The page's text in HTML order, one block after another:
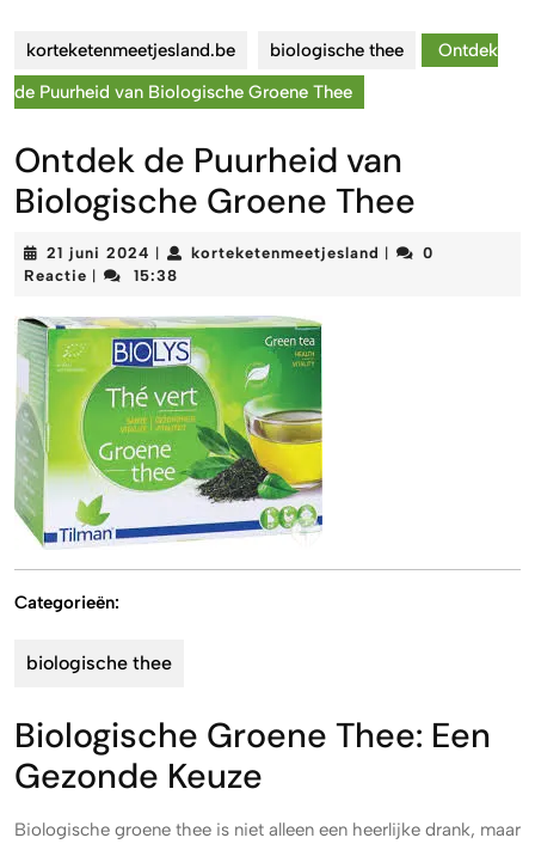
korteketenmeetjesland.be biologische thee
Ontdek
de Puurheid van Biologische Groene Thee
Ontdek de Puurheid van
Biologische Groene Thee
21 juni 2024 21
juni
korteketenmeetjesland
0
Reactie
15:38
Categorieën:
biologische thee
Biologische Groene Thee: Een
Gezonde Keuze
Biologische groene thee is niet alleen een heerlijke drank, maar